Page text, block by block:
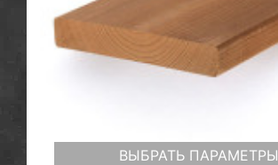
ВЫБРАТЬ ПАРАМЕТРЫ